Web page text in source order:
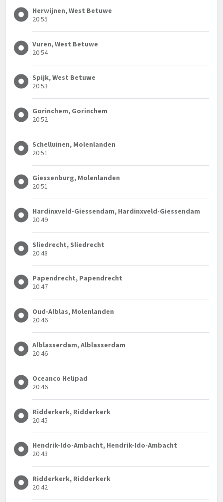
Herwijnen, West Betuwe
20:55
Vuren, West Betuwe
20:54
Spijk, West Betuwe
20:53
Gorinchem, Gorinchem
20:52
Schelluinen, Molenlanden
20:51
Giessenburg, Molenlanden
20:51
Hardinxveld-Giessendam, Hardinxveld-Giessendam
20:49
Sliedrecht, Sliedrecht
20:48
Papendrecht, Papendrecht
20:47
Oud-Alblas, Molenlanden
20:46
Alblasserdam, Alblasserdam
20:46
Oceanco Helipad
20:46
Ridderkerk, Ridderkerk
20:45
Hendrik-Ido-Ambacht, Hendrik-Ido-Ambacht
20:43
Ridderkerk, Ridderkerk
20:42